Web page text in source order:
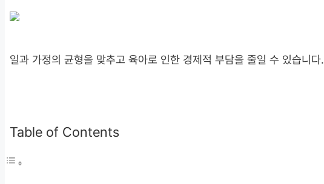
일과 가정의 균형을 맞추고 육아로 인한 경제적 부담을 줄일 수 있습니다.
Table of Contents